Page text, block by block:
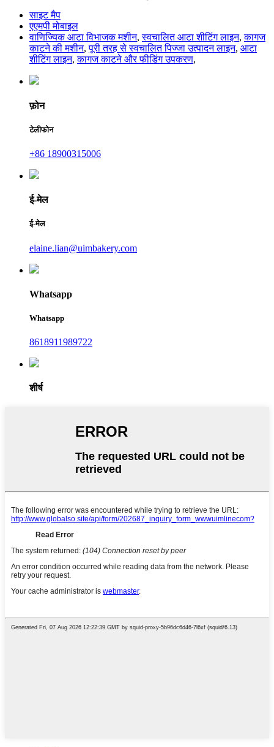
साइट मैप
एएमपी मोबाइल
वाणिज्यिक आटा विभाजक मशीन,स्वचालित आटा शीटिंग लाइन,कागज
काटने की मशीन,पूरी तरह से स्वचालित पिज्जा उत्पादन लाइन, आटा
शीटिंग लाइन,कागज काटने और फीडिंग उपकरण,
फ़ोन
टेलीफोन
+86 18900315006
ई-मेल
ई-मेल
elaine.lian@uimbakery.com
Whatsapp
Whatsapp
8618911989722
शीर्ष